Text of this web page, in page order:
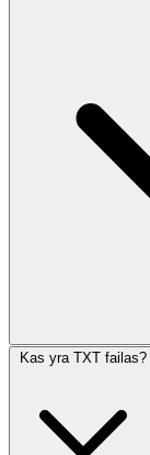
Kas yra TXT failas?